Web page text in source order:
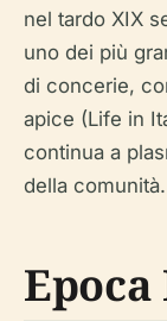
nel tardo XIX
uno dei più
di concerie,
apice (Life in
continua a
della comunità.